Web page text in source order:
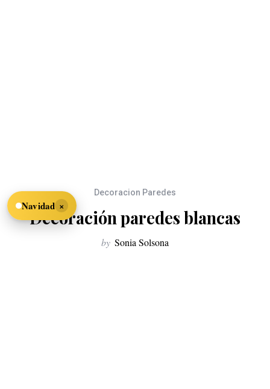
Decoracion Paredes
Decoración paredes blancas
by Sonia Solsona
Navidad ×